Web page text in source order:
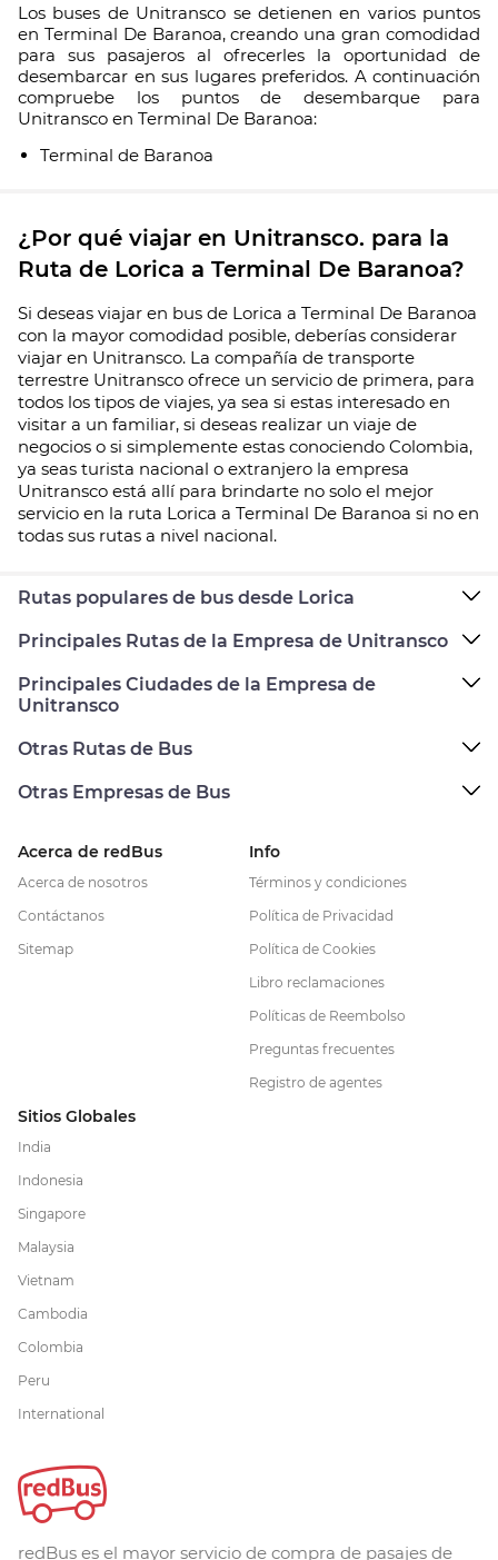
Los buses de Unitransco se detienen en varios puntos
en Terminal De Baranoa, creando una gran comodidad
para sus pasajeros al ofrecerles la oportunidad de
desembarcar en sus lugares preferidos. A continuación
compruebe los puntos de desembarque para
Unitransco en Terminal De Baranoa:
Terminal de Baranoa
¿Por qué viajar en Unitransco. para la
Ruta de Lorica a Terminal De Baranoa?
Si deseas viajar en bus de Lorica a Terminal De Baranoa
con la mayor comodidad posible, deberías considerar
viajar en Unitransco. La compañía de transporte
terrestre Unitransco ofrece un servicio de primera, para
todos los tipos de viajes, ya sea si estas interesado en
visitar a un familiar, si deseas realizar un viaje de
negocios o si simplemente estas conociendo Colombia,
ya seas turista nacional o extranjero la empresa
Unitransco está allí para brindarte no solo el mejor
servicio en la ruta Lorica a Terminal De Baranoa si no en
todas sus rutas a nivel nacional.
Rutas populares de bus desde Lorica
Principales Rutas de la Empresa de Unitransco
Principales Ciudades de la Empresa de
Unitransco
Otras Rutas de Bus
Otras Empresas de Bus
Acerca de redBus
Acerca de nosotros
Contáctanos
Sitemap
Info
Términos y condiciones
Política de Privacidad
Política de Cookies
Libro reclamaciones
Políticas de Reembolso
Preguntas frecuentes
Registro de agentes
Sitios Globales
India
Indonesia
Singapore
Malaysia
Vietnam
Cambodia
Colombia
Peru
International
redBus es el mayor servicio de compra de pasajes de